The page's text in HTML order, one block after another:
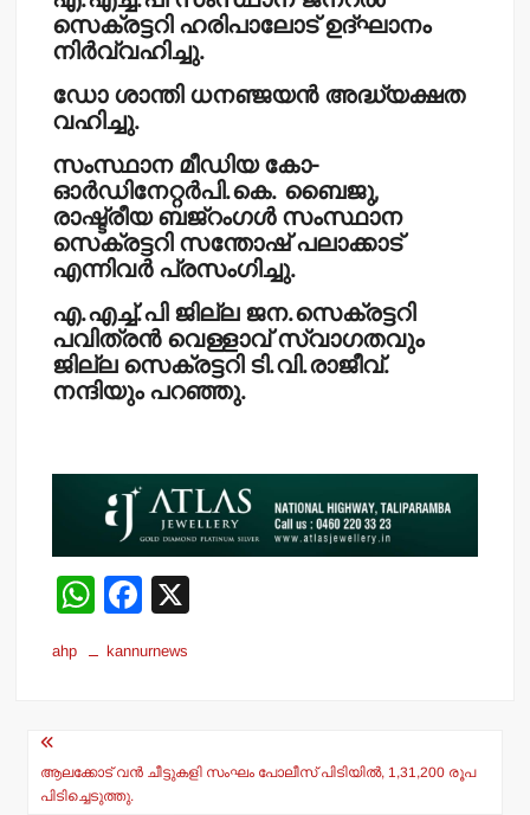
സെക്രട്ടറി ഹരിപാലോട് ഉദ്ഘാനം
നിര്‍വ്വഹിച്ചു.
ഡോ ശാന്തി ധനഞ്ജയന്‍ അദ്ധ്യക്ഷത
വഹിച്ചു.
സംസ്ഥാന മീഡിയ കോ-
ഓര്‍ഡിനേറ്റര്‍പി.കെ. ബൈജു,
രാഷ്ട്രീയ ബജ്‌റംഗള്‍ സംസ്ഥാന
സെക്രട്ടറി സന്തോഷ് പലാക്കാട്
എന്നിവര്‍ പ്രസംഗിച്ചു.
എ.എച്ച്.പി ജില്ല ജന.സെക്രട്ടറി
പവിത്രന്‍ വെള്ളാവ് സ്വാഗതവും
ജില്ല സെക്രട്ടറി ടി.വി.രാജീവ്.
നന്ദിയും പറഞ്ഞു.
W
h
at
p
F
c
o
ahp kannurnews
Post
navigation
ആലക്കോട് വന്‍ ചീട്ടുകളി സംഘം പോലീസ് പിടിയില്‍, 1,31,200 രൂപ
പിടിച്ചെടുത്തു.